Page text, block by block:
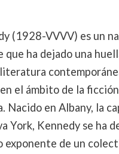
(1928-VVVV) es un
que ha dejado una
el ámbito de la ficción
Nacido en Albany, la
York, Kennedy se ha
exponente de un